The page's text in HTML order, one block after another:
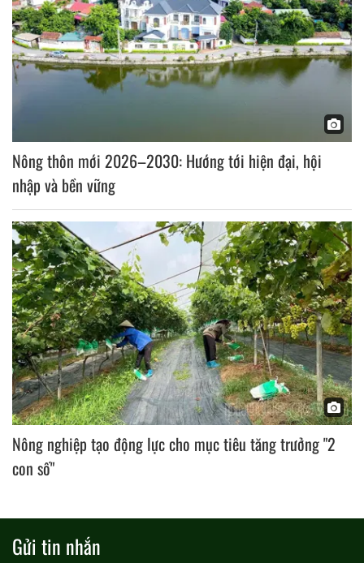
Nông thôn mới 2026–2030: Hướng tới hiện đại, hội
nhập và bền vững
Nông nghiệp tạo động lực cho mục tiêu tăng trưởng "2
con số"
Gửi tin nhắn